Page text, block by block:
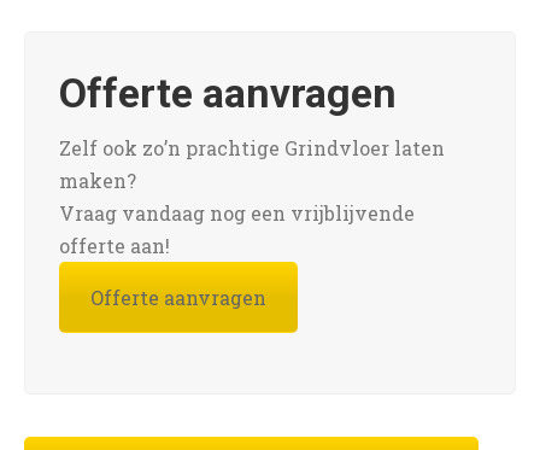
Offerte aanvragen
Zelf ook zo’n prachtige Grindvloer laten
maken?
Vraag vandaag nog een vrijblijvende
offerte aan!
Offerte aanvragen